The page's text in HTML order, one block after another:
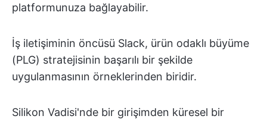
platformunuza bağlayabilir.
İş iletişiminin öncüsü Slack, ürün odaklı büyüme
(PLG) stratejisinin başarılı bir şekilde
uygulanmasının örneklerinden biridir.
Silikon Vadisi'nde bir girişimden küresel bir